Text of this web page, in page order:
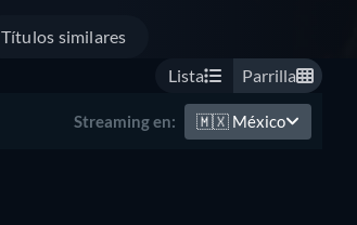
Títulos similares
Lista Parrilla
Streaming en: 🇲🇽 México